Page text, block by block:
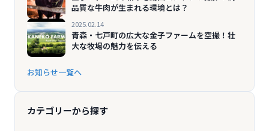
品質な牛肉が生まれる環境とは？
2025.02.14
青森・七戸町の広大な金子ファームを空撮！壮
大な牧場の魅力を伝える
お知らせ一覧へ
カテゴリーから探す